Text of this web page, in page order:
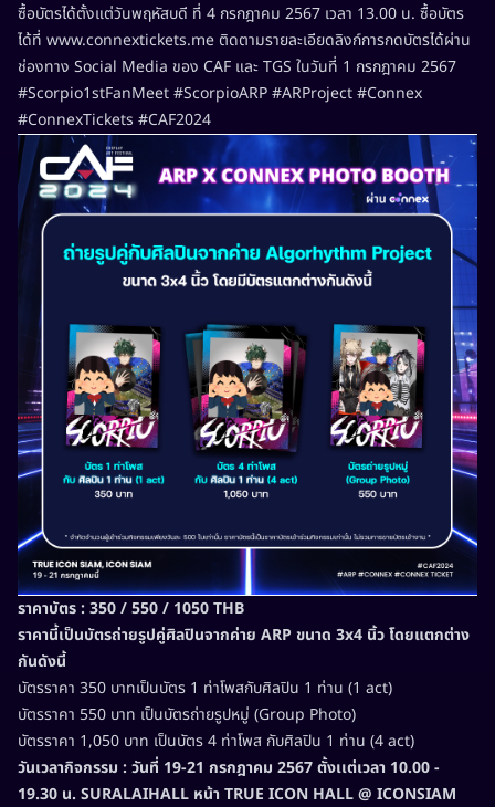
ซื้อบัตรได้ตั้งแต่วันพฤหัสบดี ที่ 4 กรกฎาคม 2567 เวลา 13.00 น. ซื้อบัตร
ได้ที่ www.connextickets.me ติดตามรายละเอียดลิงก์การกดบัตรได้ผ่าน
ช่องทาง Social Media ของ CAF และ TGS ในวันที่ 1 กรกฎาคม 2567
#Scorpio1stFanMeet #ScorpioARP #ARProject #Connex
#ConnexTickets #CAF2024
ราคาบัตร : 350 / 550 / 1050 THB
ราคานี้เป็นบัตรถ่ายรูปคู่ศิลปินจากค่าย ARP ขนาด 3x4 นิ้ว โดยแตกต่าง
กันดังนี้
บัตรราคา 350 บาทเป็นบัตร 1 ท่าโพสกับศิลปิน 1 ท่าน (1 act)
บัตรราคา 550 บาท เป็นบัตรถ่ายรูปหมู่ (Group Photo)
บัตรราคา 1,050 บาท เป็นบัตร 4 ท่าโพส กับศิลปิน 1 ท่าน (4 act)
วันเวลากิจกรรม : วันที่ 19-21 กรกฎาคม 2567 ตั้งเเต่เวลา 10.00 -
19.30 น. SURALAIHALL หน้า TRUE ICON HALL @ ICONSIAM